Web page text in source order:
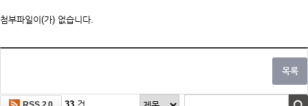
첨부파일이(가) 없습니다.